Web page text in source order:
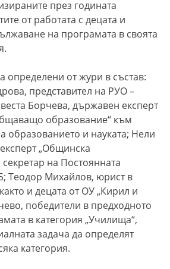
през годината
от работата с децата и
на програмата в своята
определени от жури в състав:
представител на РУО –
Борчева, държавен експерт
образование“ към
образованието и науката; Нели
„Общинска
на Постоянната
Теодор Михайлов, юрист в
и децата от ОУ „Кирил и
победители в предходното
в категория „Училища“,
задача да определят
категория.